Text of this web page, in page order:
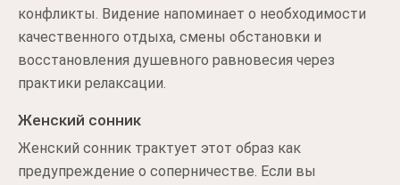
конфликты. Видение напоминает о необходимости
качественного отдыха, смены обстановки и
восстановления душевного равновесия через
практики релаксации.
Женский сонник
Женский сонник трактует этот образ как
предупреждение о соперничестве. Если вы